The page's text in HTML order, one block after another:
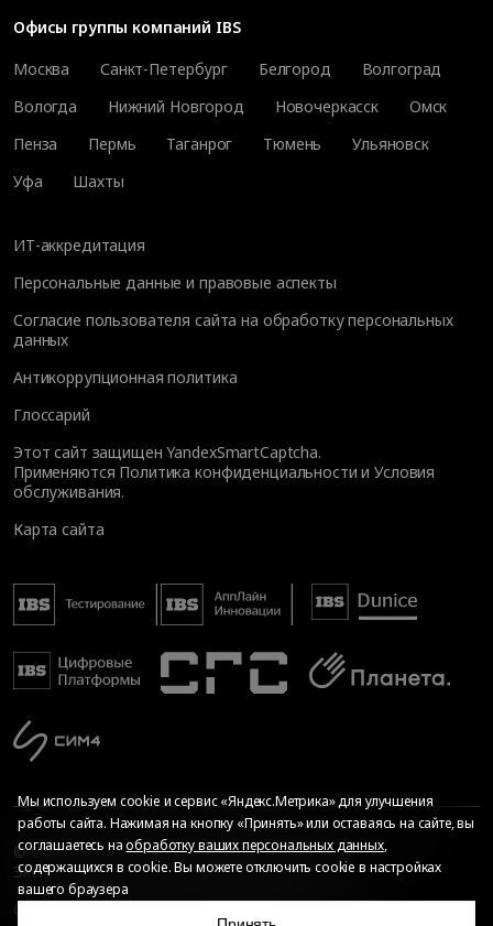
Офисы группы компаний IBS
Москва
Санкт-Петербург Белгород
Волгоград
Вологда
Нижний Новгород Новочеркасск
Омск
Пенза
Пермь Таганрог Тюмень
Ульяновск
Уфа
Шахты
ИТ-аккредитация
Персональные данные и правовые аспекты
Согласие пользователя сайта на обработку персональных
данных
Антикоррупционная политика
Глоссарий
Этот сайт защищен YandexSmartCaptcha.
Применяются Политика конфиденциальности иУсловия
обслуживания.
Карта сайта
© Общество с ограниченной ответственностью «ИБС
Экспертиза», 2026. Все права защищены
Мы используем cookie и сервис «Яндекс.Метрика» для улучшения
работы сайта. Нажимая на кнопку «Принять» или оставаясь на сайте, вы
соглашаетесь наобработку ваших персональных данных,
содержащихся в cookie. Вы можете отключить cookie в настройках
вашего браузера